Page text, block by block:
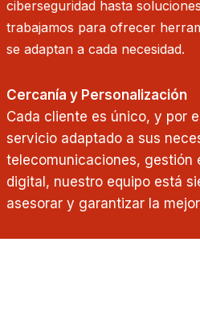
ciberseguridad hasta
trabajamos para ofrecer
se adaptan a cada necesidad.
Cercanía y Personalización
Cada cliente es único, y por
servicio adaptado a sus
telecomunicaciones, gestión
digital, nuestro equipo está
asesorar y garantizar la